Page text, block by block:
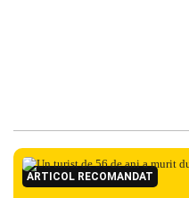
ARTICOL RECOMANDAT